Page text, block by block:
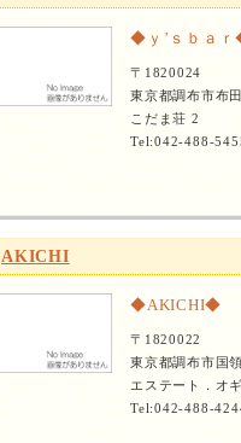
◆ｙ’ｓｂａ
〒1820024
東京都調布市布
こだま荘 2
Tel:042-488-
AKICHI
◆AKICHI◆
〒1820022
東京都調布市国
エステート．オ
Tel:042-488-